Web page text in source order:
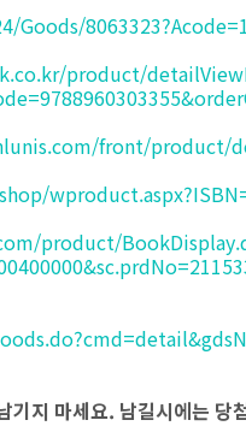
Goods/
product/
front/product/
product/
기지 마세요. 남길시에는 당